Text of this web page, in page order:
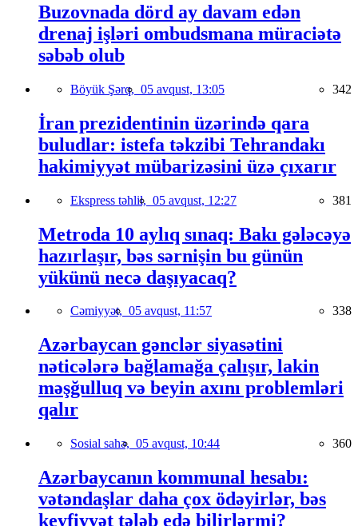
Buzovnada dörd ay davam edən
drenaj işləri ombudsmana müraciətə
səbəb olub
Böyük Şərq, 05 avqust, 13:05 342
İran prezidentinin üzərində qara
buludlar: istefa təkzibi Tehrandakı
hakimiyyət mübarizəsini üzə çıxarır
Ekspress təhlil, 05 avqust, 12:27 381
Metroda 10 aylıq sınaq: Bakı gələcəyə
hazırlaşır, bəs sərnişin bu günün
yükünü necə daşıyacaq?
Cəmiyyət, 05 avqust, 11:57 338
Azərbaycan gənclər siyasətini
nəticələrə bağlamağa çalışır, lakin
məşğulluq və beyin axını problemləri
qalır
Sosial sahə, 05 avqust, 10:44 360
Azərbaycanın kommunal hesabı:
vətəndaşlar daha çox ödəyirlər, bəs
keyfiyyət tələb edə bilirlərmi?